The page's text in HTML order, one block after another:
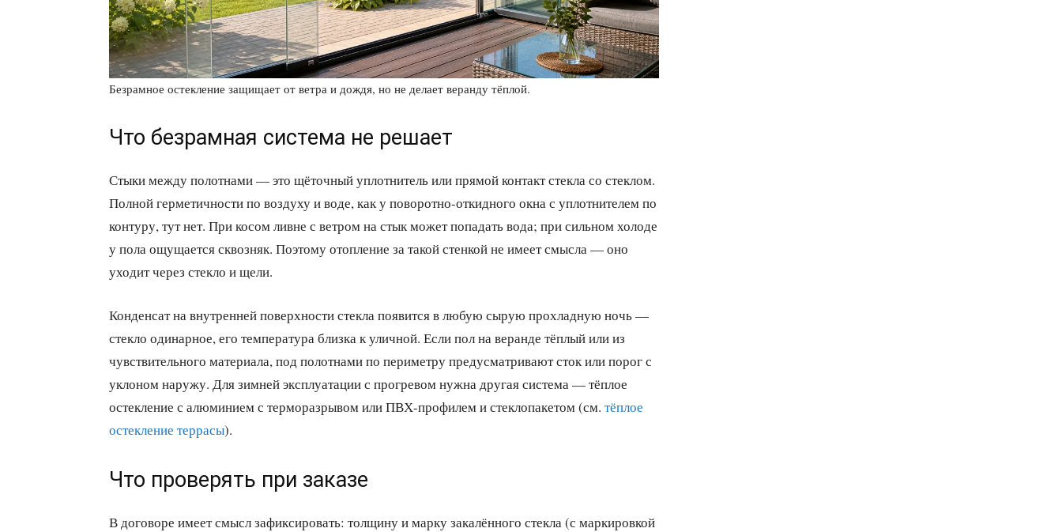
Безрамное остекление защищает от ветра и дождя, но не делает веранду тёплой.
Что безрамная система не решает
Стыки между полотнами — это щёточный уплотнитель или прямой контакт стекла со стеклом.
Полной герметичности по воздуху и воде, как у поворотно-откидного окна с уплотнителем по
контуру, тут нет. При косом ливне с ветром на стык может попадать вода; при сильном холоде
у пола ощущается сквозняк. Поэтому отопление за такой стенкой не имеет смысла — оно
уходит через стекло и щели.
Конденсат на внутренней поверхности стекла появится в любую сырую прохладную ночь —
стекло одинарное, его температура близка к уличной. Если пол на веранде тёплый или из
чувствительного материала, под полотнами по периметру предусматривают сток или порог с
уклоном наружу. Для зимней эксплуатации с прогревом нужна другая система — тёплое
остекление с алюминием с терморазрывом или ПВХ-профилем и стеклопакетом (см. тёплое
остекление террасы).
Что проверять при заказе
В договоре имеет смысл зафиксировать: толщину и марку закалённого стекла (с маркировкой